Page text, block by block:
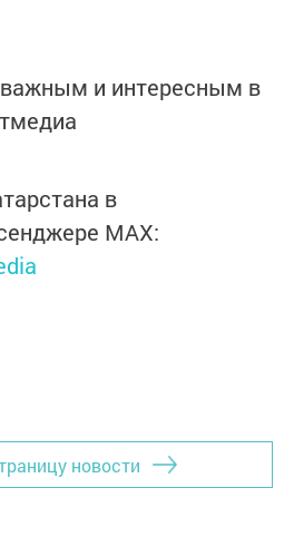
и интересным в
в
MАХ:
новости